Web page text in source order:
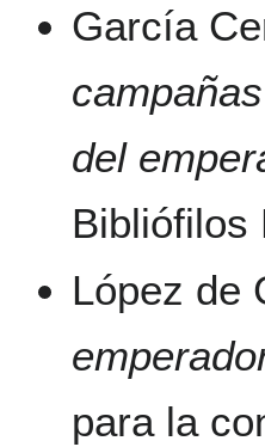
García
del
Bibliófilos
López de
para la